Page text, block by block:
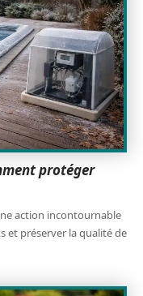
protéger
action incontournable
et préserver la qualité de